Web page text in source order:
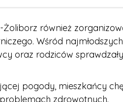
Żoliborz również
Wśród
oraz rodziców
pogody, mieszkańcy
zdrowotnych.